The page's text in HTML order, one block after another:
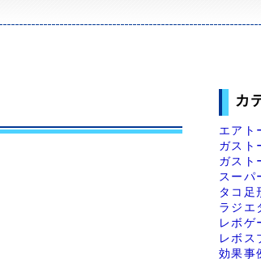
カ
エアト
ガスト
ガスト
スーパ
タコ足
ラジエ
レボゲ
レボス
効果事